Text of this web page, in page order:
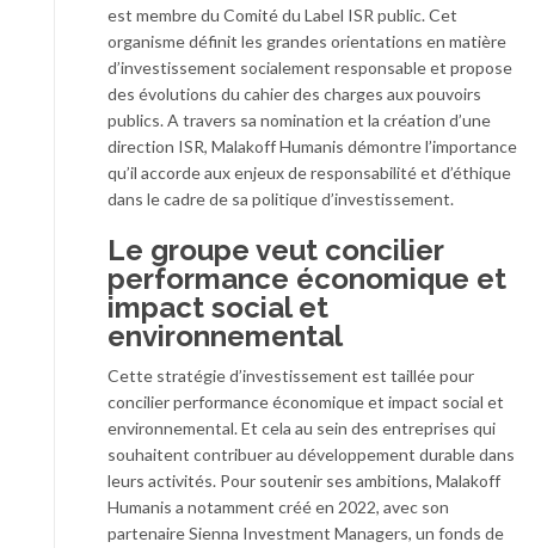
est membre du Comité du Label ISR public. Cet
organisme définit les grandes orientations en matière
d’investissement socialement responsable et propose
des évolutions du cahier des charges aux pouvoirs
publics. A travers sa nomination et la création d’une
direction ISR, Malakoff Humanis démontre l’importance
qu’il accorde aux enjeux de responsabilité et d’éthique
dans le cadre de sa politique d’investissement.
Le groupe veut concilier
performance économique et
impact social et
environnemental
Cette stratégie d’investissement est taillée pour
concilier performance économique et impact social et
environnemental. Et cela au sein des entreprises qui
souhaitent contribuer au développement durable dans
leurs activités. Pour soutenir ses ambitions, Malakoff
Humanis a notamment créé en 2022, avec son
partenaire Sienna Investment Managers, un fonds de